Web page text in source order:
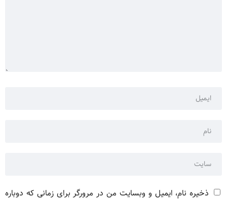
ذخیره نام، ایمیل و وبسایت من در مرورگر برای زمانی که دوباره